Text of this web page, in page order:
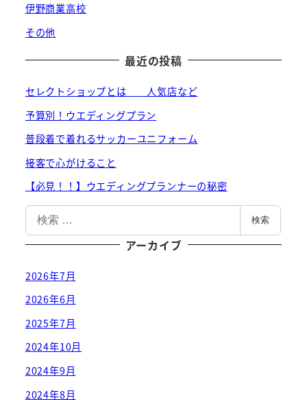
伊野商業高校
その他
最近の投稿
セレクトショップとは 人気店など
予算別！ウエディングプラン
普段着で着れるサッカーユニフォーム
接客で心がけること
【必見！！】ウエディングプランナーの秘密
検
索
検索
アーカイブ
2026年7月
2026年6月
2025年7月
2024年10月
2024年9月
2024年8月